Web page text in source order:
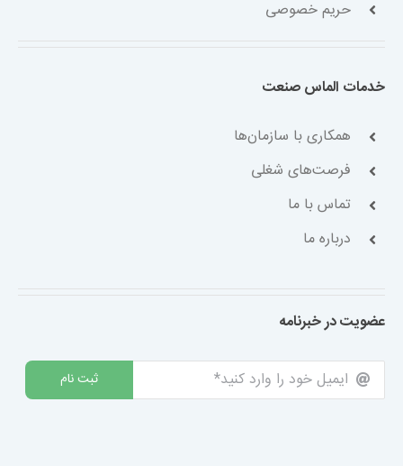
حریم خصوصی
خدمات الماس صنعت
همکاری با سازمان‌ها
فرصت‌های شغلی
تماس با ما
درباره ما
عضویت در خبرنامه
ثبت نام